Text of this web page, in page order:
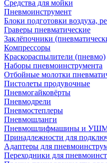
Средства для мойки
Пневмоинструмент
Блоки подготовки воздуха,
Граверы пневматические
Заклёпочники
Компрессоры
Краскораспылители (пневмо)
Наборы пневмоинструмента
Отбойные молотки
Пистолеты продувочные
Пневмогайковёрты
Пневмодрели
Пневмостеплеры
Пневмошланги
Пневмошлифмашины и
Принадлежности для
Адаптеры для
Переходники для